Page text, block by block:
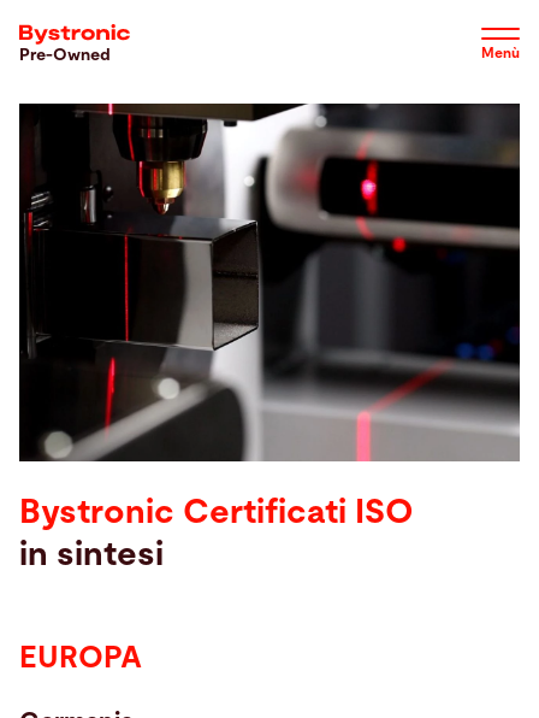
principale
Pre-Owned Menù
Macchine disponibili
Choose
Bystronic Certificati ISO
in sintesi
EUROPA